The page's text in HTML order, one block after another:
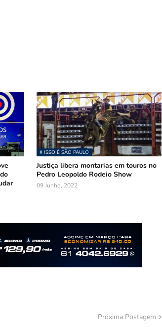
# ISSO É SÃO PAULO
Justiça libera montarias em touros no
Pedro Leopoldo Rodeio Show
09 Junho, 2022
Próxima Postagem